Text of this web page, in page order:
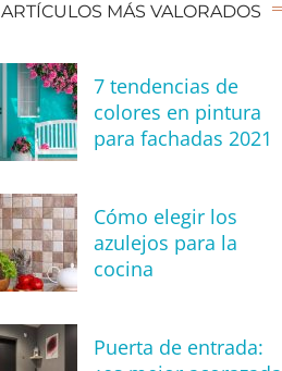
ARTÍCULOS MÁS VALORADOS
7 tendencias de
colores en pintura
para fachadas 2021
Cómo elegir los
azulejos para la
cocina
Puerta de entrada: